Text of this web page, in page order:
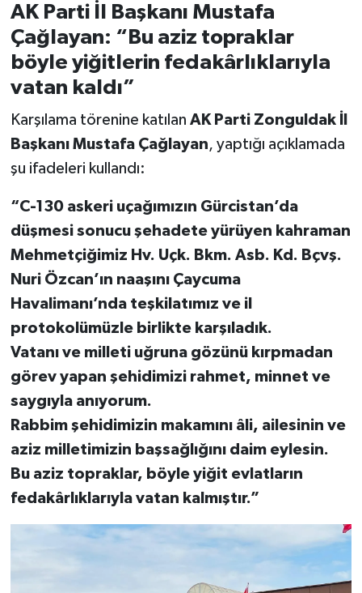
AK Parti İl Başkanı Mustafa
Çağlayan: “Bu aziz topraklar
böyle yiğitlerin fedakârlıklarıyla
vatan kaldı”
Karşılama törenine katılan AK Parti Zonguldak İl
Başkanı Mustafa Çağlayan, yaptığı açıklamada
şu ifadeleri kullandı:
“C-130 askeri uçağımızın Gürcistan’da
düşmesi sonucu şehadete yürüyen kahraman
Mehmetçiğimiz Hv. Uçk. Bkm. Asb. Kd. Bçvş.
Nuri Özcan’ın naaşını Çaycuma
Havalimanı’nda teşkilatımız ve il
protokolümüzle birlikte karşıladık.
Vatanı ve milleti uğruna gözünü kırpmadan
görev yapan şehidimizi rahmet, minnet ve
saygıyla anıyorum.
Rabbim şehidimizin makamını âli, ailesinin ve
aziz milletimizin başsağlığını daim eylesin.
Bu aziz topraklar, böyle yiğit evlatların
fedakârlıklarıyla vatan kalmıştır.”